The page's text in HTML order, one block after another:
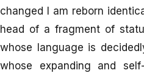
changed I am reborn
head of a fragment of
whose language is
whose expanding and